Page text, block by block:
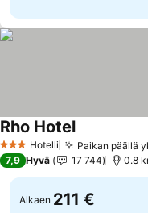
3 Tähtiluokitus
Hotelli Paikan päällä
Rho HotelKatso hinnat
7,9 Hyvä 17 744 0.8
Alkaen 211 €